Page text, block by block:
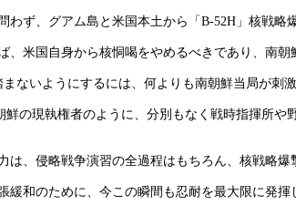
ず、グアム島と米国本土から「B-52H」核戦
米国自身から核恫喝をやめるべきであり、南
ないようにするには、何よりも南朝鮮当局が刺
の現執権者のように、分別もなく戦時指揮所
、侵略戦争演習の全過程はもちろん、核戦略
和のために、今この瞬間も忍耐を最大限に発